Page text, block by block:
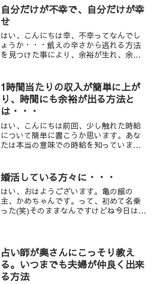
ょう！我慢しなくていい！」って、言っ
てると思いますが・・・...
自分だけが不幸で、自分だけが幸
せ
はい、こんにちは幸、不幸ってなんでし
ょうか・・・飢えの辛さから逃れる方法
を見つけた事により、余裕が生れ、余裕
さから逃れる事を見つけた事により、他
の苦痛や辛さからも逃れる方...
1時間当たりの収入が簡単に上が
り、時間にも余裕が出る方法と
は・・・
はい、こんにちは前回、少し触れた時給
について簡単に書こうか思います。あな
たは本当の意味での時給を知っています
何時間必要になっているかを基準に考え
て見て下さい。例えば...
婚活している方々に・・・
はい、おはようございます。亀の館の
主、かめちゃんです。って、初めて名乗
った(笑)そのままなんですけどね今日は、
（離婚調停申立）↓2週間...
占い師が奥さんにこっそり教え
る。いつまでも夫婦が仲良く出来
る方法